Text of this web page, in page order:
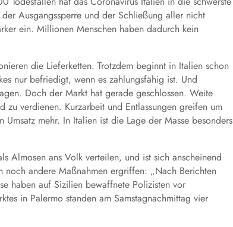
Ausgangssperre und der Schließung aller nicht
ein. Millionen Menschen haben dadurch kein
die Lieferketten. Trotzdem beginnt in Italien schon
nur befriedigt, wenn es zahlungsfähig ist. Und
Doch der Markt hat gerade geschlossen. Weite
verdienen. Kurzarbeit und Entlassungen greifen um
mehr. In Italien ist die Lage der Masse besonders
Almosen ans Volk verteilen, und ist sich anscheinend
andere Maßnahmen ergriffen: „Nach Berichten
haben auf Sizilien bewaffnete Polizisten vor
in Palermo standen am Samstagnachmittag vier